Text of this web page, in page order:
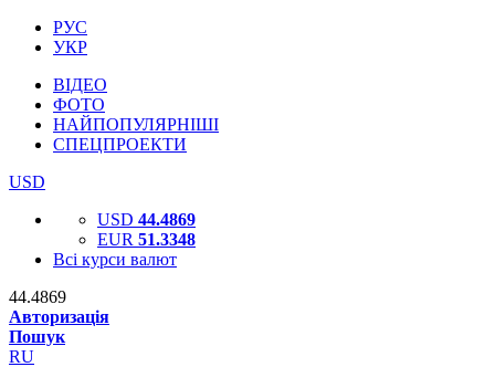
РУС
УКР
ВІДЕО
ФОТО
НАЙПОПУЛЯРНІШІ
СПЕЦПРОЕКТИ
USD
USD 44.4869
EUR 51.3348
Всі курси валют
44.4869
Авторизація
Пошук
RU